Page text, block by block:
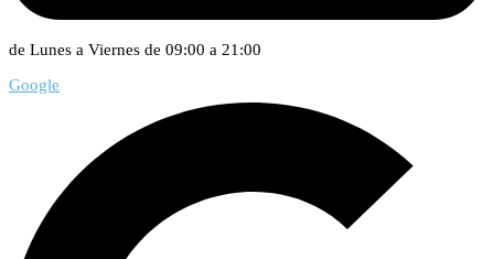
de Lunes a Viernes de 09:00 a 21:00
Google